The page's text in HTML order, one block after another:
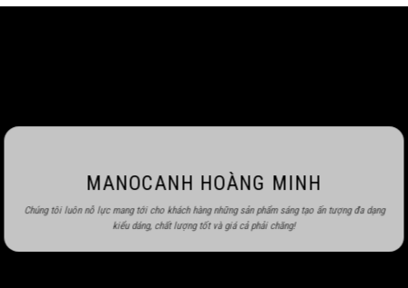
MANOCANH HOÀNG MINH
Chúng tôi luôn nỗ lực mang tới cho khách hàng những sản phẩm sáng tạo ấn tượng đa dạng
kiểu dáng, chất lượng tốt và giá cả phải chăng!